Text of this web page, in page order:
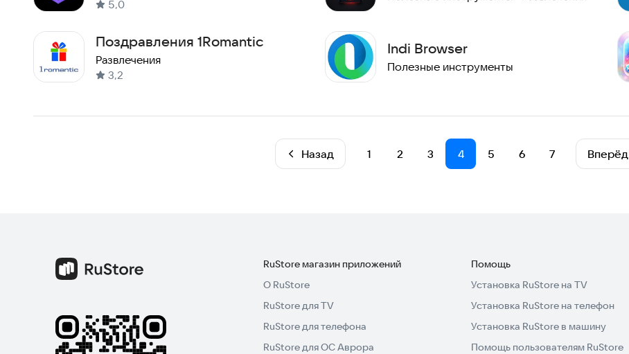
5,0
Поздравления 1Romantic
Развлечения
3,2
Indi Browser
Полезные инструменты
Назад 1 2 3 4 5 6 7 Вперёд
RuStore магазин приложений
О RuStore
RuStore для TV
RuStore для телефона
RuStore для ОС Аврора
Помощь
Установка RuStore на TV
Установка RuStore на телефон
Установка RuStore в машину
Помощь пользователям RuStore